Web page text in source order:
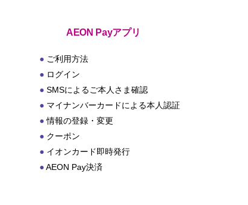
AEON Payアプリ
ご利用方法
ログイン
SMSによるご本人さま確認
マイナンバーカードによる本人認証
情報の登録・変更
クーポン
イオンカード即時発行
AEON Pay決済